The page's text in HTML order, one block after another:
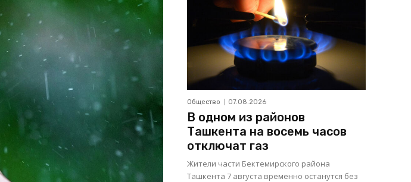
Общество 07.08.2026
В одном из районов
Ташкента на восемь часов
отключат газ
Жители части Бектемирского района
Ташкента 7 августа временно останутся без